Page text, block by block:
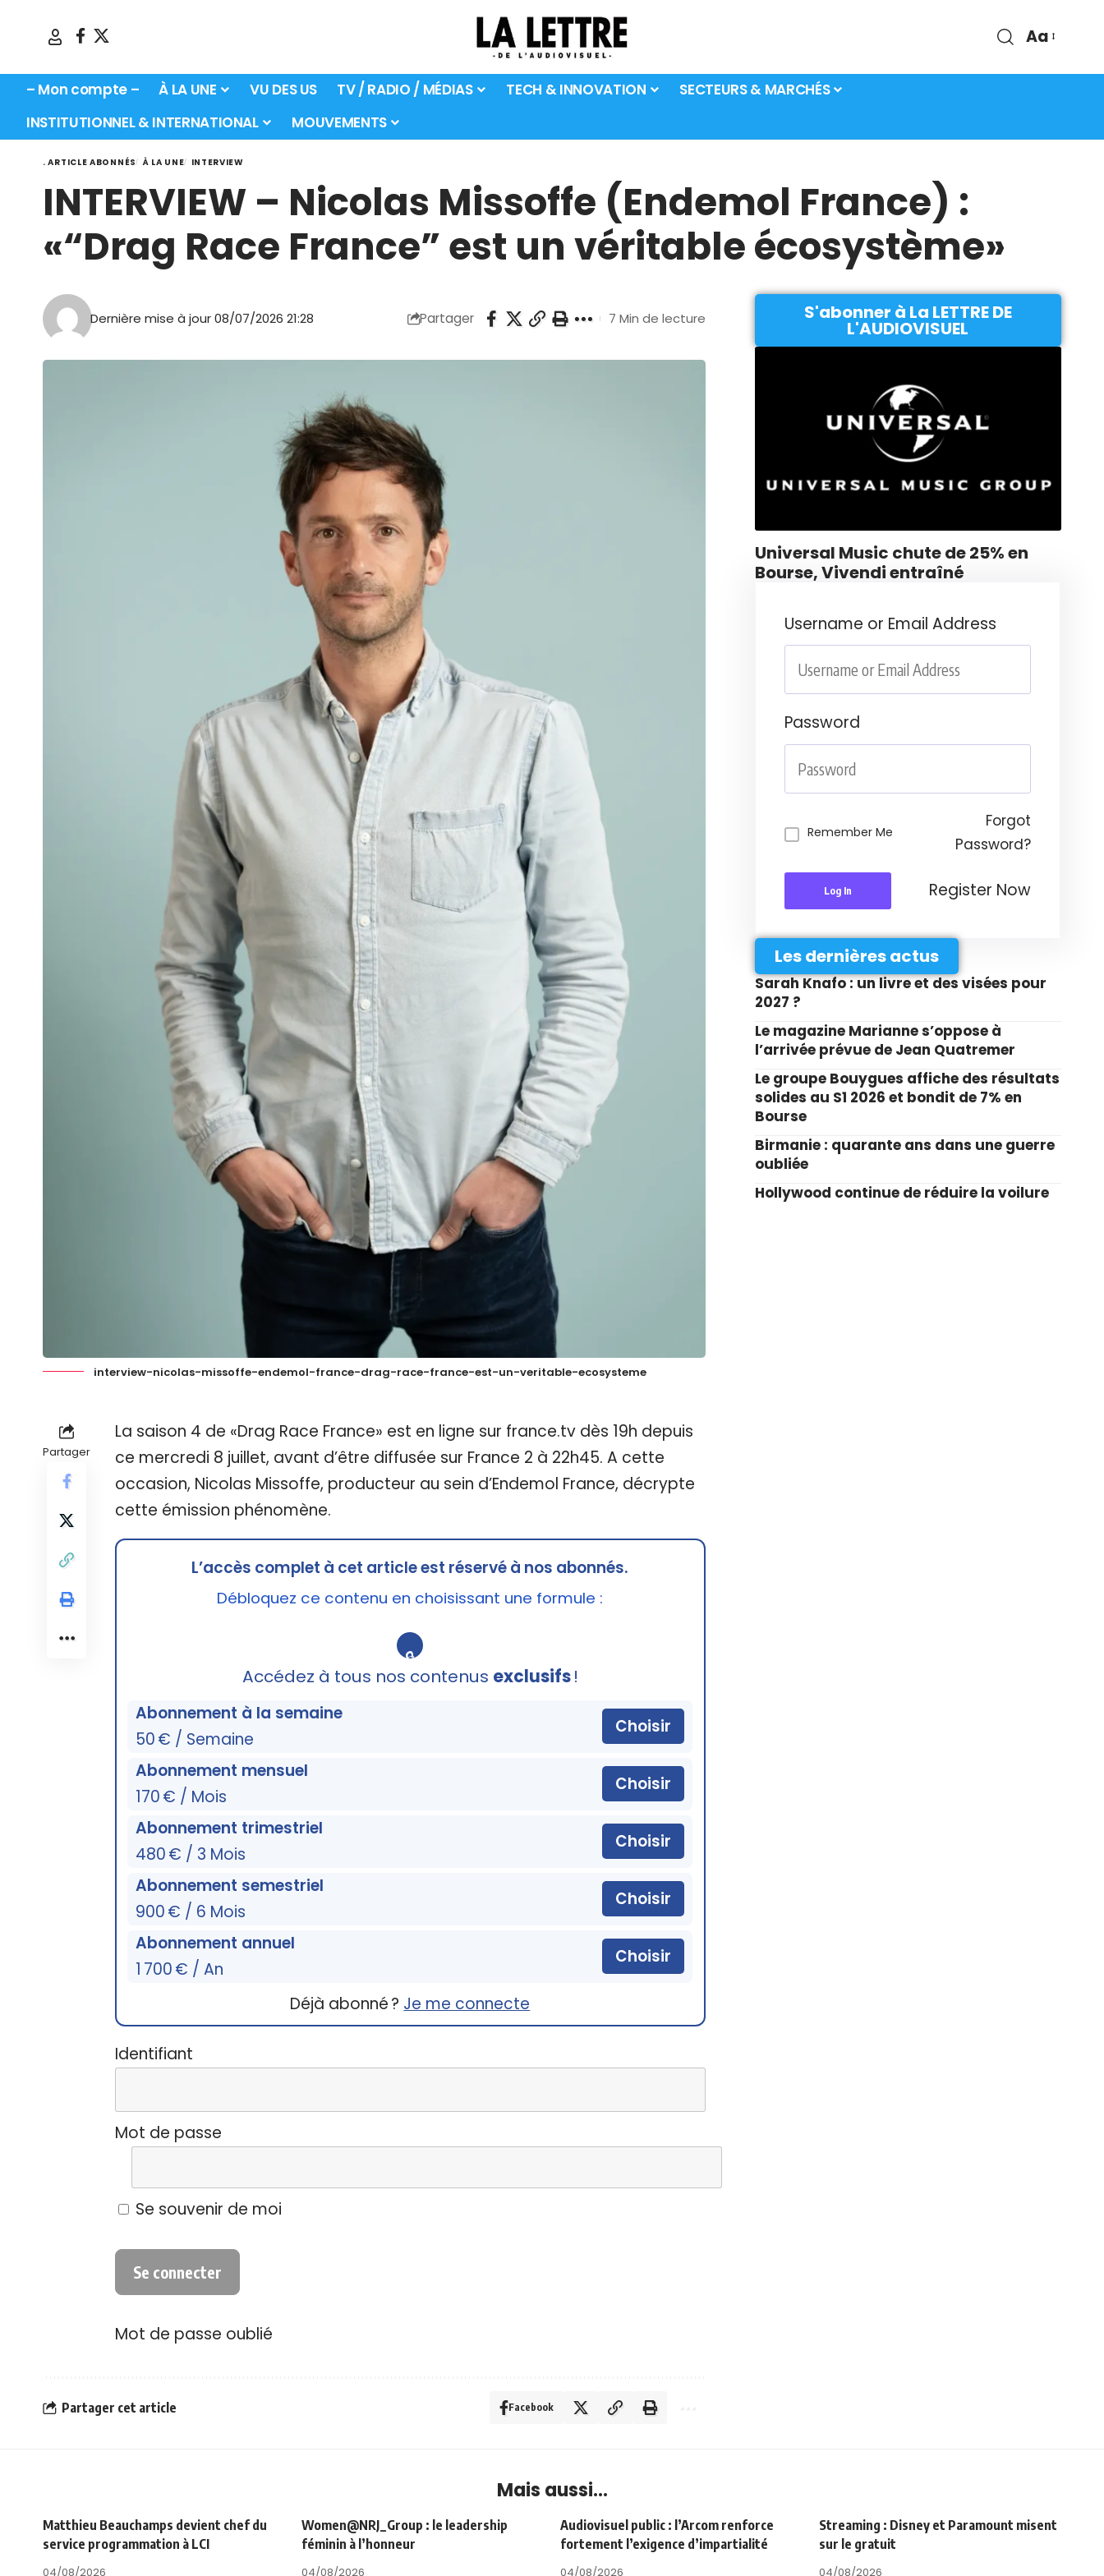
Aa
– Mon compte – À LA UNE VU DES US TV / RADIO / MÉDIAS TECH & INNOVATION
SECTEURS & MARCHÉS
INSTITUTIONNEL & INTERNATIONAL
MOUVEMENTS
. ARTICLE ABONNÉS À LA UNE INTERVIEW
INTERVIEW – Nicolas Missoffe (Endemol France) :
«“Drag Race France” est un véritable écosystème»
Dernière mise à jour 08/07/2026 21:28 Partager 7 Min de lecture
interview-nicolas-missoffe-endemol-france-drag-race-france-est-un-veritable-ecosysteme
Partager
La saison 4 de «Drag Race France» est en ligne sur france.tv dès 19h depuis
ce mercredi 8 juillet, avant d’être diffusée sur France 2 à 22h45. A cette
occasion, Nicolas Missoffe, producteur au sein d’Endemol France, décrypte
cette émission phénomène.
L’accès complet à cet article est réservé à nos abonnés.
Débloquez ce contenu en choisissant une formule :
🔒
Accédez à tous nos contenus exclusifs!
Abonnement à la semaine
50 € / Semaine
Choisir
Abonnement mensuel
170 € / Mois
Choisir
Abonnement trimestriel
480 € / 3 Mois
Choisir
Abonnement semestriel
900 € / 6 Mois
Choisir
Abonnement annuel
1 700 € / An
Choisir
Déjà abonné ? Je me connecte
Identifiant
Mot de passe
Se souvenir de moi
Mot de passe oublié
Partager cet article Facebook
S'abonner à La LETTRE DE
L'AUDIOVISUEL
Universal Music chute de 25% en
Bourse, Vivendi entraîné
Username or Email Address
Password
Remember Me
Forgot
Password?
Log In Register Now
Les dernières actus
Sarah Knafo : un livre et des visées pour
2027 ?
Le magazine Marianne s’oppose à
l’arrivée prévue de Jean Quatremer
Le groupe Bouygues affiche des résultats
solides au S1 2026 et bondit de 7% en
Bourse
Birmanie : quarante ans dans une guerre
oubliée
Hollywood continue de réduire la voilure
Mais aussi...
Matthieu Beauchamps devient chef du
service programmation à LCI
04/08/2026
Women@NRJ_Group : le leadership
féminin à l’honneur
04/08/2026
Audiovisuel public : l’Arcom renforce
fortement l’exigence d’impartialité
04/08/2026
Streaming : Disney et Paramount misent
sur le gratuit
04/08/2026